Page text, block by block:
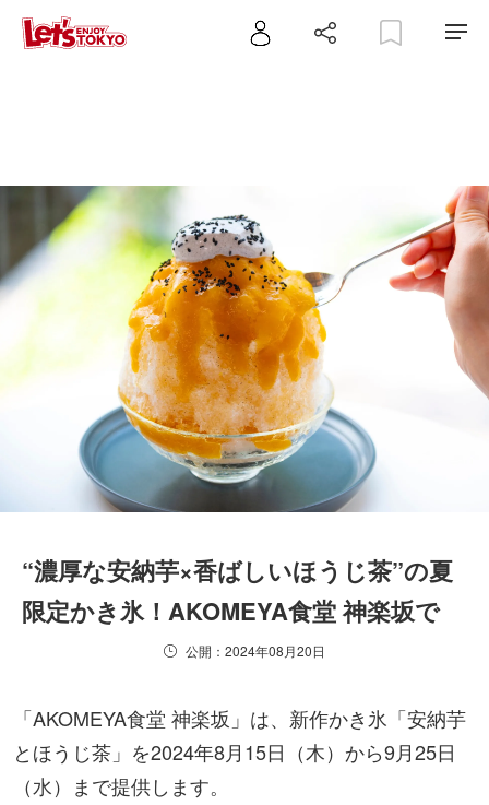
“濃厚な安納芋×香ばしいほうじ茶”の夏
限定かき氷！AKOMEYA食堂 神楽坂で
公開：2024年08月20日
「AKOMEYA食堂 神楽坂」は、新作かき氷「安納芋
とほうじ茶」を2024年8月15日（木）から9月25日
（水）まで提供します。